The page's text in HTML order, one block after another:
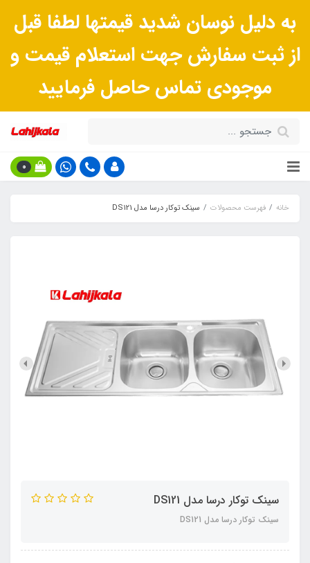
به دلیل نوسان شدید قیمتها لطفا قبل
از ثبت سفارش جهت استعلام قیمت و
موجودی تماس حاصل فرمایید
0
خانه فهرست محصولات سينک توکار درسا مدل DS121
سينک توکار درسا مدل DS121
سينک توکار درسا مدل DS121